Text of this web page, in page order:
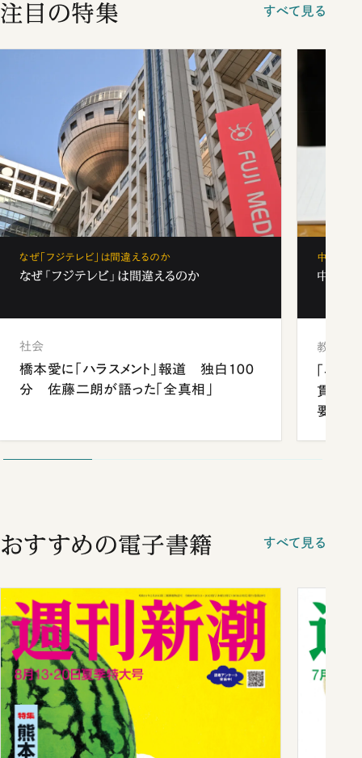
注目の特集 すべて見る
なぜ「フジテレビ」は間違えるのか
なぜ「フジテレビ」は間違えるのか
社会
橋本愛に「ハラスメント」報道 独白100
分 佐藤二朗が語った「全真相」
中学受験
中学受
教育
「早
貫校へ
要だっ
おすすめの電子書籍 すべて見る